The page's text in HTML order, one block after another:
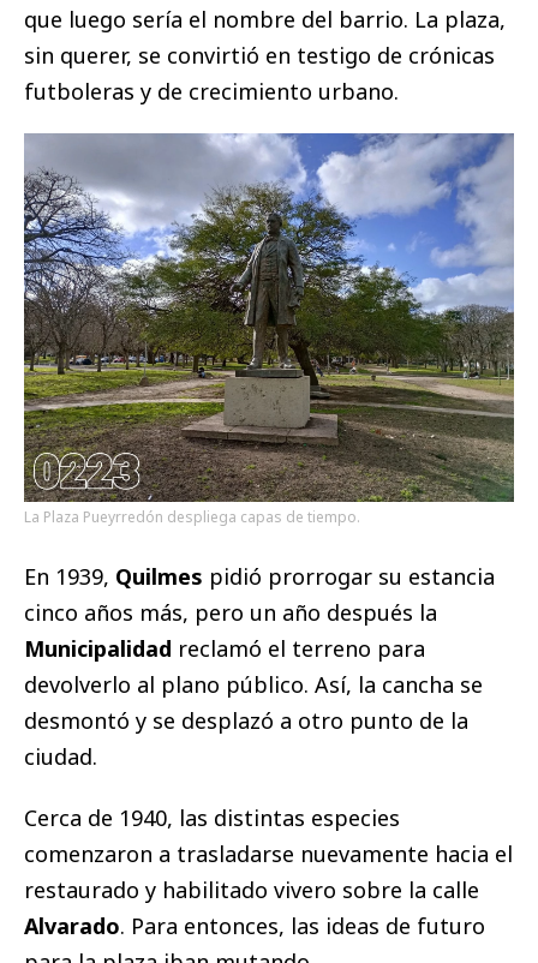
que luego sería el nombre del barrio. La plaza,
sin querer, se convirtió en testigo de crónicas
futboleras y de crecimiento urbano.
La Plaza Pueyrredón despliega capas de tiempo.
En 1939, Quilmes pidió prorrogar su estancia
cinco años más, pero un año después la
Municipalidad reclamó el terreno para
devolverlo al plano público. Así, la cancha se
desmontó y se desplazó a otro punto de la
ciudad.
Cerca de 1940, las distintas especies
comenzaron a trasladarse nuevamente hacia el
restaurado y habilitado vivero sobre la calle
Alvarado. Para entonces, las ideas de futuro